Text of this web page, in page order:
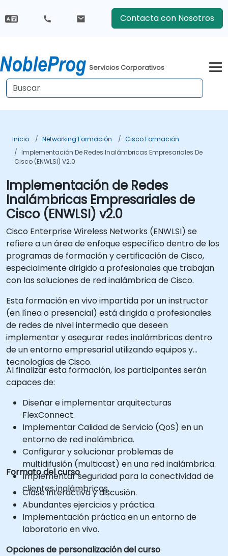
Contacta con Nosotros
Servicios Corporativos
Inicio Networking Formación
Cisco Formación
Implementación De Redes Inalámbricas Empresariales De
Cisco (ENWLSI) V2.0
Implementación de Redes
Inalámbricas Empresariales de
Cisco (ENWLSI) v2.0
Cisco Enterprise Wireless Networks (ENWLSI) se
refiere a un área de enfoque específico dentro de los
programas de formación y certificación de Cisco,
especialmente dirigido a profesionales que trabajan
con las soluciones de red inalámbrica de Cisco.
Esta formación en vivo impartida por un instructor
(en línea o presencial) está dirigida a profesionales
de redes de nivel intermedio que deseen
implementar y asegurar redes inalámbricas dentro
de un entorno empresarial utilizando equipos y
tecnologías de Cisco.
Al finalizar esta formación, los participantes serán
capaces de:
Diseñar e implementar arquitecturas
FlexConnect.
Implementar Calidad de Servicio (QoS) en un
entorno de red inalámbrica.
Configurar y solucionar problemas de
multidifusión (multicast) en una red inalámbrica.
Implementar seguridad para la conectividad de
clientes inalámbricos.
Formato del curso
Clase interactiva y discusión.
Abundantes ejercicios y práctica.
Implementación práctica en un entorno de
laboratorio en vivo.
Opciones de personalización del curso